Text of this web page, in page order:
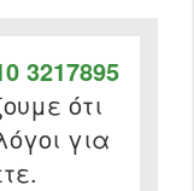
3217895
ότι
για